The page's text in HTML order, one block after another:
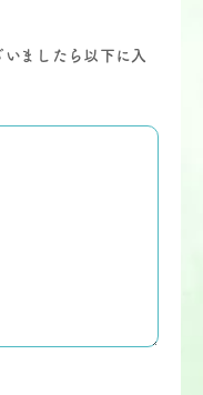
ましたら以下に入